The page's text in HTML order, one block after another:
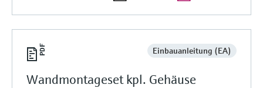
Einbauanleitung (EA)
Wandmontageset kpl. Gehäuse